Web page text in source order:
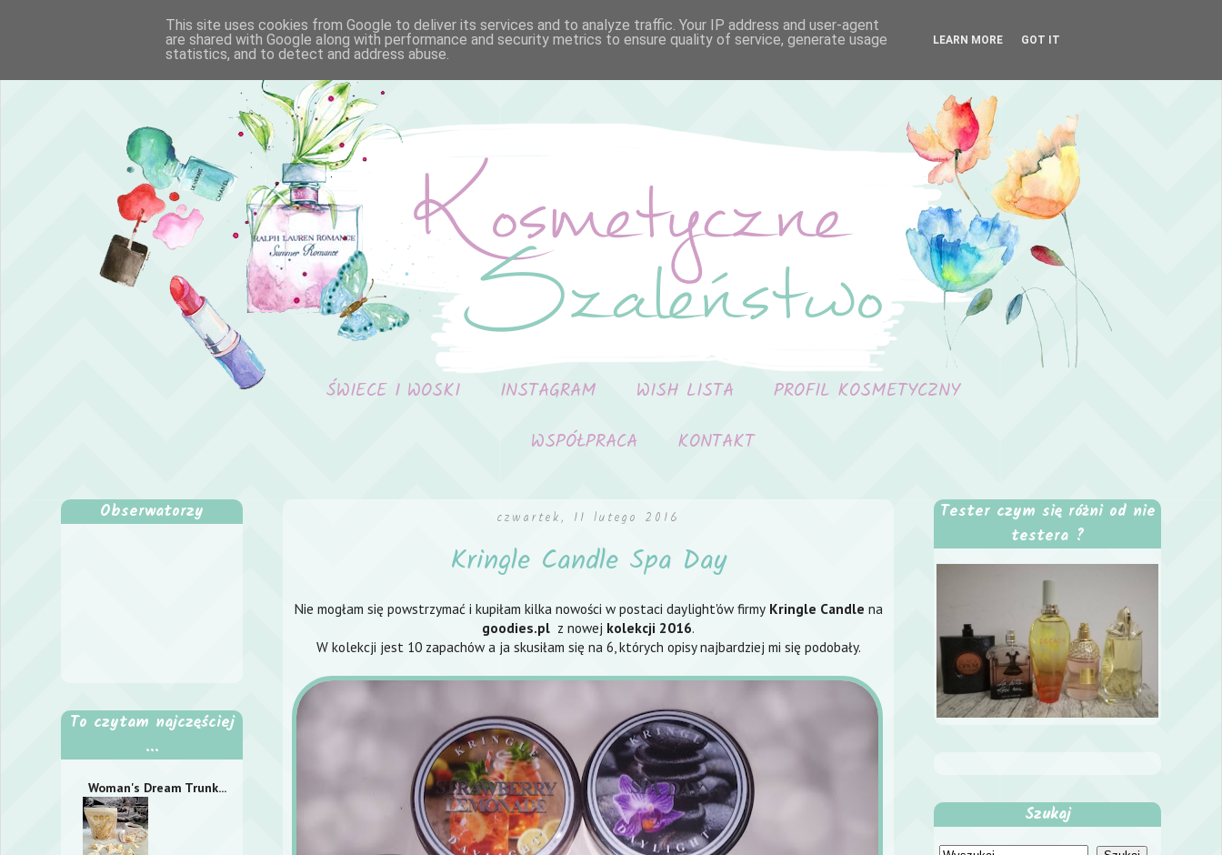
ŚWIECE I WOSKI INSTAGRAM WISH LISTA
PROFIL KOSMETYCZNY
WSPÓŁPRACA
KONTAKT
czwartek, 11 lutego 2016
Kringle Candle Spa Day
Nie mogłam się powstrzymać i kupiłam kilka nowości w postaci daylight'ów firmy Kringle Candle na
goodies.pl z nowej kolekcji 2016.
W kolekcji jest 10 zapachów a ja skusiłam się na 6, których opisy najbardziej mi się podobały.
Obserwatorzy
To czytam najczęściej
...
Woman's Dream Trunk...
Tester czym się różni od nie
testera ?
Szukaj
This site uses cookies from Google to deliver its services and to analyze traffic. Your IP address and user-agent
are shared with Google along with performance and security metrics to ensure quality of service, generate usage
statistics, and to detect and address abuse.
LEARN MORE GOT IT